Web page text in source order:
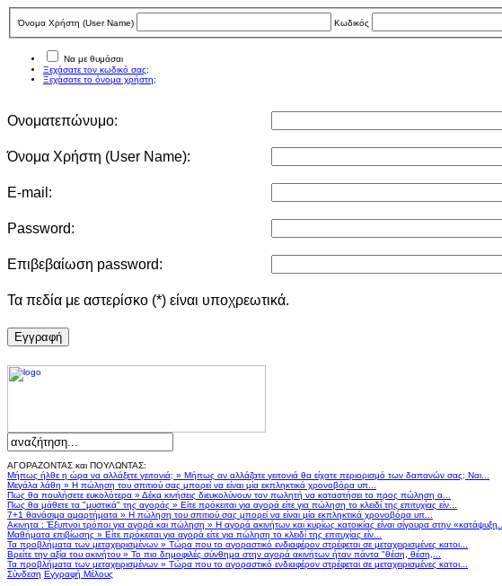
Όνομα Χρήστη (User Νame) Κωδικός
Να με θυμάσαι
Ξεχάσατε τον κωδικό σας;
Ξεχάσατε το όνομα χρήστη;
Ονοματεπώνυμο:
Όνομα Χρήστη (User Νame):
E-mail:
Password:
Επιβεβαίωση password:
Τα πεδία με αστερίσκο (*) είναι υποχρεωτικά.
Eγγραφή
ΑΓΟΡΑΖΟΝΤΑΣ και ΠΟΥΛΩΝΤΑΣ:
Μήπως ήλθε η ώρα να αλλάξετε γειτονιά; » Μήπως αν αλλάζατε γειτονιά θα είχατε περιορισμό των δαπανών σας; Ναι...
Μεγάλα λάθη » Η πώληση του σπιτιού σας μπορεί να είναι μία εκπληκτικά χρονοβόρα υπ...
Πως θα πουλήσετε ευκολότερα » Δέκα κινήσεις διευκολύνουν τον πωλητή να καταστήσει το προς πώληση α...
Πως θα μάθετε τα "μυστικά" της αγοράς » Είτε πρόκειται για αγορά είτε για πώληση το κλειδί της επιτυχίας είν...
7+1 θανάσιμα αμαρτήματα » Η πώληση του σπιτιού σας μπορεί να είναι μία εκπληκτικά χρονοβόρα υπ...
Ακινητα : Έξυπνοι τρόποι για αγορά και πώληση » Η αγορά ακινήτων και κυρίως κατοικίας είναι σίγουρα στην «κατάψυξη...
Μαθήματα επιβίωσης » Είτε πρόκειται για αγορά είτε για πώληση το κλειδί της επιτυχίας είν...
Τα προβλήματα των μεταχειρισμένων » Τώρα που το αγοραστικό ενδιαφέρον στρέφεται σε μεταχειρισμένες κατοι...
Βρείτε την αξία του ακινήτου » Το πιο δημοφιλές σύνθημα στην αγορά ακινήτων ήταν πάντα "θέση, θέση,...
Τα προβλήματα των μεταχειρισμένων » Τώρα που το αγοραστικό ενδιαφέρον στρέφεται σε μεταχειρισμένες κατοι...
Σύνδεση Εγγραφή Μέλους